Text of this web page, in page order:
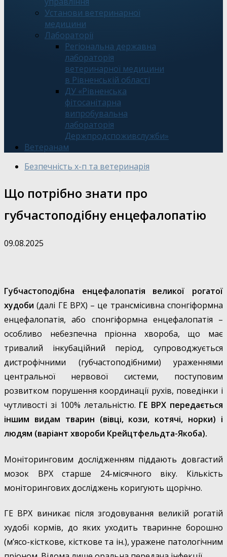
Установи ветеринарної
медицини
Лабораторії
Регіональна державна
лабораторія
ветеринарної медицини
в Рівненській області
ДУ «Рівненська
фітосанітарна
випробувальна
лабораторія
Держпродспоживслужби»
Ветеранам
Безпечність х-п та ветеринарія
Що потрібно знати про
губчастоподібну енцефалопатію
09.08.2025
Губчастоподібна енцефалопатія великої рогатої
худоби (далі ГЕ ВРХ) – це трансмісивна спонгіформна
енцефалопатія, або спонгіформна енцефалопатія –
особливо небезпечна пріонна хвороба, що має
тривалий інкубаційний період, супроводжується
дистрофічними (губчастоподібними) ураженнями
центральної нервової системи, поступовим
розвитком порушення координації рухів, поведінки і
чутливості зі 100% летальністю. ГЕ ВРХ передається
іншим видам тварин (вівці, кози, котячі, норки) і
людям (варіант хвороби Крейцтфельдта-Якоба).
Моніторинговим дослідженням піддають довгастий
мозок ВРХ старше 24-місячного віку. Кількість
моніторингових досліджень коригують щорічно.
ГЕ ВРХ виникає після згодовування великій рогатій
худобі кормів, до яких уходить тваринне борошно
(м’ясо-кісткове, кісткове та ін.), уражене патологічним